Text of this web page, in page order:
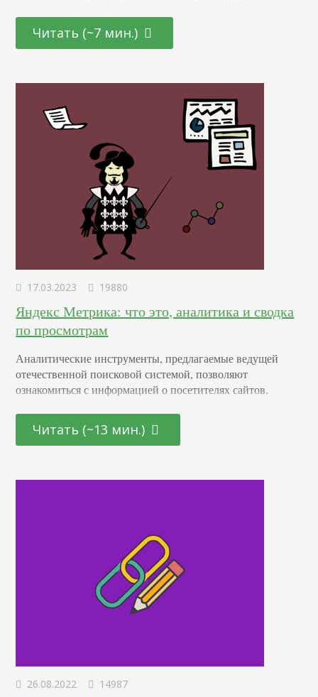
помощью маркетологи, дизайнеры и веб-программисты
могут понять, какие элементы на странице платформы
точки просадок и убирают объекты, отвлекающие
потенциальных клиентов от целевых действий. На
момент развития интернет-технологий и цифрового…
Читать (~7 мин.)
17.03.2023 19880
Яндекс Метрика: что это, аналитика и сводка
по просмотрам
Аналитические инструменты, предлагаемые ведущей
отечественной поисковой системой, позволяют
ознакомиться с информацией о посетителях сайтов.
можно понять, откуда приходит основной трафик, какие
страницы просматривают дольше других, как
настройке сервиса подробно раскрывается алгоритм
Читать (~13 мин.)
26.08.2022 14987